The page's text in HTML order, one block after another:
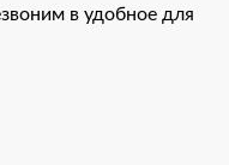
в удобное для